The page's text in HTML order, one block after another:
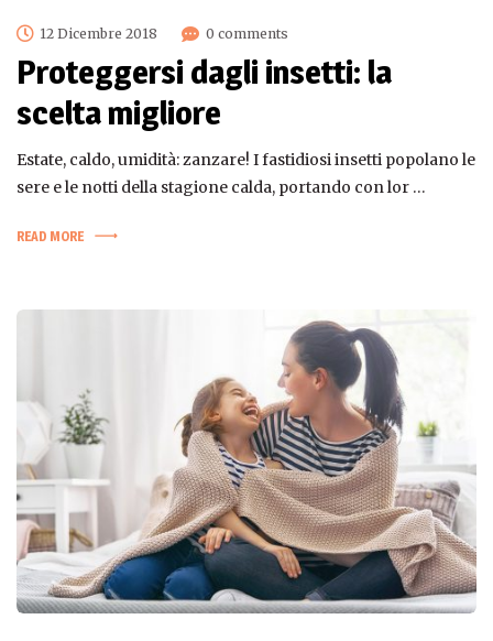
12 Dicembre 2018 0 comments
Proteggersi dagli insetti: la
scelta migliore
Estate, caldo, umidità: zanzare! I fastidiosi insetti popolano le
sere e le notti della stagione calda, portando con lor …
READ MORE